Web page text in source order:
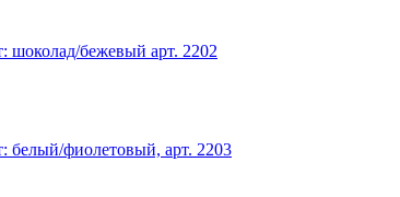
шоколад/бежевый арт. 2202
белый/фиолетовый, арт. 2203